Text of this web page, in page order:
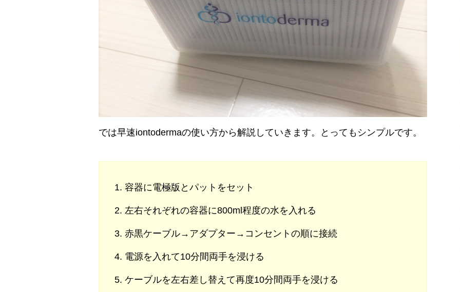
では早速iontodermaの使い方から解説していきます。とってもシンプルです。
容器に電極版とパットをセット
左右それぞれの容器に800ml程度の水を入れる
赤黒ケーブル→アダプター→コンセントの順に接続
電源を入れて10分間両手を浸ける
ケーブルを左右差し替えて再度10分間両手を浸ける